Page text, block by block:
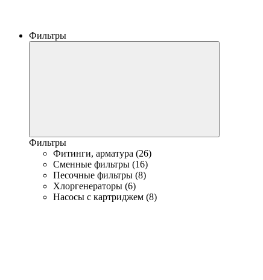
Фильтры
Фильтры
Фитинги, арматура (26)
Сменные фильтры (16)
Песочные фильтры (8)
Хлоргенераторы (6)
Насосы с картриджем (8)